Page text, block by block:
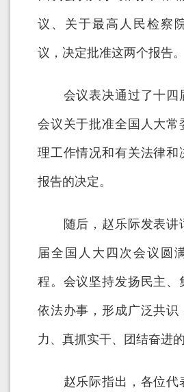
议、关于最高人民检察
议，决定批准这两个报告。
会议表决通过了十四
会议关于批准全国人大常
理工作情况和有关法律和
报告的决定。
随后，赵乐际发表讲
届全国人大四次会议圆
程。会议坚持发扬民主、
依法办事，形成广泛共识
力、真抓实干、团结奋进的
赵乐际指出，各位代